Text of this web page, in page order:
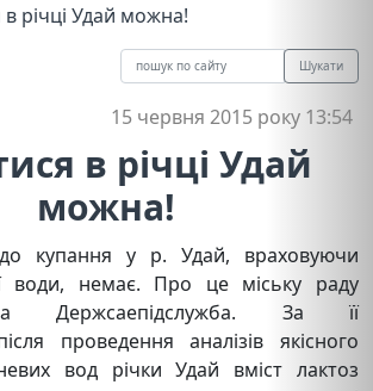
в річці Удай можна!
Шукати
15 червня 2015 року 13:54
в річці Удай
можна!
купання у р. Удай, враховуючи
води, немає. Про це міську раду
Держсаепідслужба. За її
проведення аналізів якісного
вод річки Удай вміст лактоз